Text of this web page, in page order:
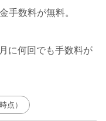
手数料が無料。
に何回でも手数料が
点）